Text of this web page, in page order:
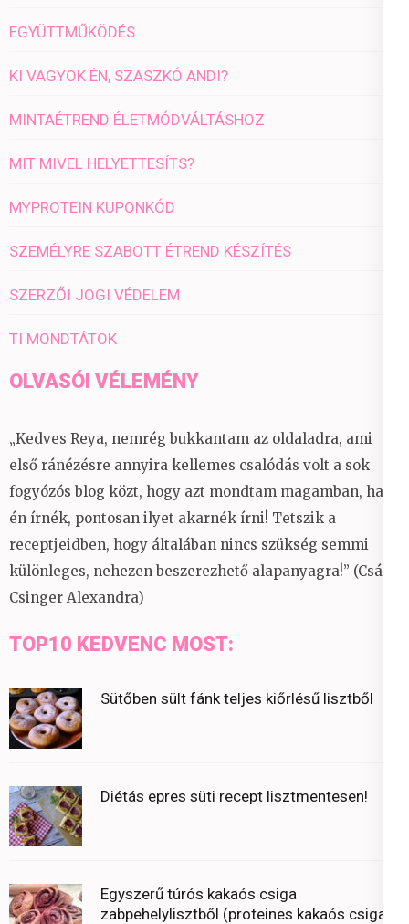
EGYÜTTMŰKÖDÉS
KI VAGYOK ÉN, SZASZKÓ ANDI?
MINTAÉTREND ÉLETMÓDVÁLTÁSHOZ
MIT MIVEL HELYETTESÍTS?
MYPROTEIN KUPONKÓD
SZEMÉLYRE SZABOTT ÉTREND KÉSZÍTÉS
SZERZŐI JOGI VÉDELEM
TI MONDTÁTOK
OLVASÓI VÉLEMÉNY
„Kedves Reya, nemrég bukkantam az oldaladra, ami
első ránézésre annyira kellemes csalódás volt a sok
fogyózós blog közt, hogy azt mondtam magamban, ha
én írnék, pontosan ilyet akarnék írni! Tetszik a
receptjeidben, hogy általában nincs szükség semmi
különleges, nehezen beszerezhető alapanyagra!” (Csáky
Csinger Alexandra)
TOP10 KEDVENC MOST:
Sütőben sült fánk teljes kiőrlésű lisztből
Diétás epres süti recept lisztmentesen!
Egyszerű túrós kakaós csiga
zabpehelylisztből (proteines kakaós csiga)